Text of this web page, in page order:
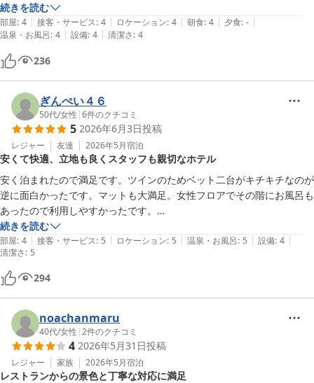
でした。
お部屋は一人で滞在するには充分で、とても清潔感があり良かったで
す。
朝食には焼きうどんがあり後でこの辺りのB級グルメだと知り食すれば
良かったと後悔でしたw
大浴場は狭かったですがタイミング良く先客がいなかったのでゆっくり
入ることが出来ました。
続きを読む
部屋: 4 | 接客・サービス: 4 | ロケーション: 4 | 朝食: 4 | 夕食: - |
温泉・お風呂: 4 | 設備: 4 | 清潔さ: 4
236
ぎんぺい４６
50代/女性 |6件のクチコミ
5 2026年6月3日投稿
レジャー 友達 2026年5月宿泊
安くて快適、立地も良くスタッフも親切なホテル
安く泊まれたので満足です。ツインのためベット二台がキチキチなのが
逆に面白かったです。マットも大満足。女性フロアでその階にお風呂も
あったので利用しやすかったです。
また、大街道に近いのでお買い物にもいけましたし、駐車場もわかりや
すかったです。ホテルのスタッフも優しく丁寧に教えてくださいまし
た。
また利用したいホテルです。
続きを読む
部屋: 4 | 接客・サービス: 5 | ロケーション: 5 | 温泉・お風呂: 5 | 設備: 4 |
清潔さ: 5
294
noachanmaru
40代/女性 |2件のクチコミ
4 2026年5月31日投稿
レジャー 家族 2026年5月宿泊
レストランからの景色と丁寧な対応に満足